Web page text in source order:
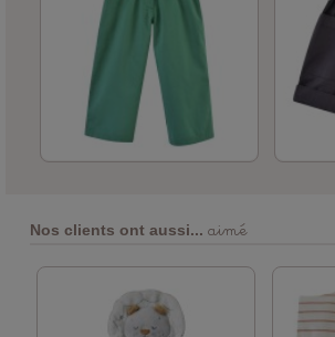
Nos clients ont aussi... aimé